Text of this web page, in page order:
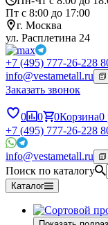
Пт с 8:00 до 17:00
г. Москва
ул. Расплетина 24
+7 (495) 777-26-228
info@vestametall.ru
Заказать звонок
0 0 0Корзина0
+7 (495) 777-26-228
info@vestametall.ru
Поиск по каталогу
Каталог